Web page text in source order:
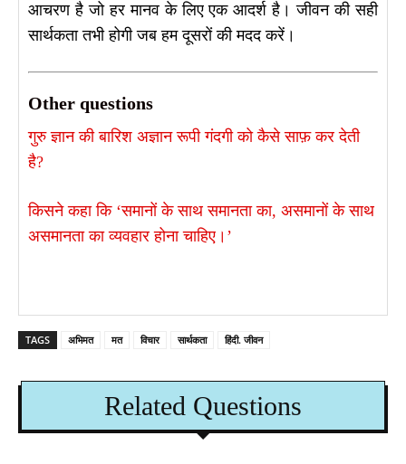
आचरण है जो हर मानव के लिए एक आदर्श है। जीवन की सही
सार्थकता तभी होगी जब हम दूसरों की मदद करें।
Other questions
गुरु ज्ञान की बारिश अज्ञान रूपी गंदगी को कैसे साफ़ कर देती
है?​​
किसने कहा कि ‘समानों के साथ समानता का, असमानों के साथ
असमानता का व्यवहार होना चाहिए।’
TAGS अभिमत मत विचार सार्थकता हिंदी. जीवन
Related Questions